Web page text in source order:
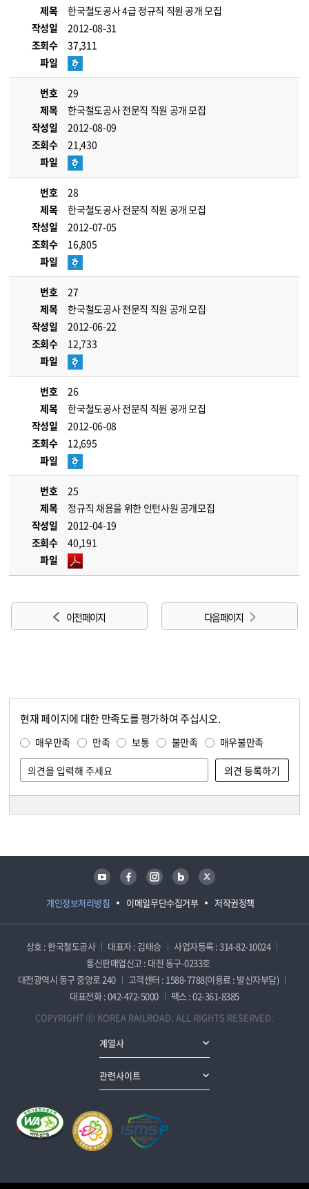
제목
한국철도공사 4급 정규직 직원 공개 모집
작성일
2012-08-31
조회수
37,311
파일
번호
29
제목
한국철도공사 전문직 직원 공개 모집
작성일
2012-08-09
조회수
21,430
파일
번호
28
제목
한국철도공사 전문직 직원 공개 모집
작성일
2012-07-05
조회수
16,805
파일
번호
27
제목
한국철도공사 전문직 직원 공개 모집
작성일
2012-06-22
조회수
12,733
파일
번호
26
제목
한국철도공사 전문직 직원 공개 모집
작성일
2012-06-08
조회수
12,695
파일
번호
25
제목
정규직 채용을 위한 인턴사원 공개모집
작성일
2012-04-19
조회수
40,191
파일
이전 페이지 다음 페이지
현재 페이지에 대한 만족도를 평가하여 주십시오.
매우만족 만족 보통 불만족 매우불만족
개인정보처리방침 이메일무단수집거부 저작권정책
유튜브 페이스북 인스타그램 블로그 트위터
상호 : 한국철도공사 대표자 : 김태승
사업자등록 : 314-82-10024
통신판매업신고 : 대전 동구-0233호
대전광역시 동구 중앙로 240
고객센터 : 1588-7788(이용료 : 발신자부담)
대표전화 : 042-472-5000
팩스 : 02-361-8385
COPYRIGHT ⓒ KOREA RAILROAD. ALL RIGHTS RESERVED.
계열사
관련사이트